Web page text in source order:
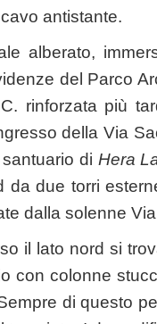
antistante.
alberato,
del Parco
rinforzata più
della Via
di Hera
da due torri
dalla solenne
il lato nord si
con colonne
di questo